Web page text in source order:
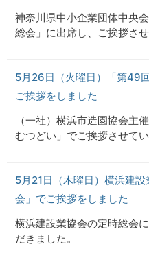
神奈川県中小企業団体中央
総会」に出席し、ご挨拶さ
5月26日（火曜日）「第49
ご挨拶をしました
（一社）横浜市造園協会主
むつどい」でご挨拶させてい
5月21日（木曜日）横浜建
会」でご挨拶をしました
横浜建設業協会の定時総会
だきました。